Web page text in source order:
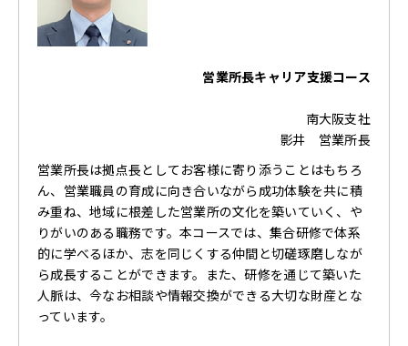
営業所長キャリア支援コース
南大阪支社
影井 営業所長
営業所長は拠点長としてお客様に寄り添うことはもちろ
ん、営業職員の育成に向き合いながら成功体験を共に積
み重ね、地域に根差した営業所の文化を築いていく、や
りがいのある職務です。本コースでは、集合研修で体系
的に学べるほか、志を同じくする仲間と切磋琢磨しなが
ら成長することができます。また、研修を通じて築いた
人脈は、今なお相談や情報交換ができる大切な財産とな
っています。